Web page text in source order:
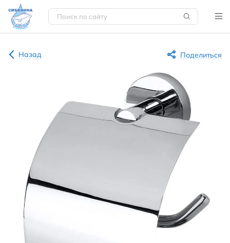
Назад Поделиться